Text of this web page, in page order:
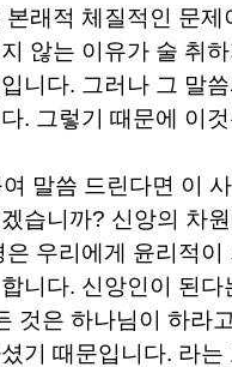
본래적 체질적인 문
않는 이유가 술 취
니다. 그러나 그 말
. 그렇기 때문에 이
말씀 드린다면 이
습니까? 신앙의 차
은 우리에게 윤리적
니다. 신앙인이 된다
것은 하나님이 하라
기 때문입니다. 라는